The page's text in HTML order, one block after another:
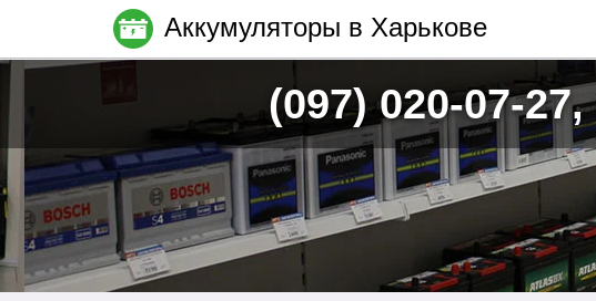
(097) 020-07-
Аккумуляторы в Харькове